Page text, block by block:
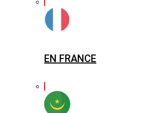
EN FRANCE